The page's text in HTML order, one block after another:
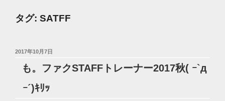
タグ: SATFF
投
2017年10月7日
も。ファクSTAFFトレーナー2017秋( ｰ`д
ｰ´)ｷﾘｯ